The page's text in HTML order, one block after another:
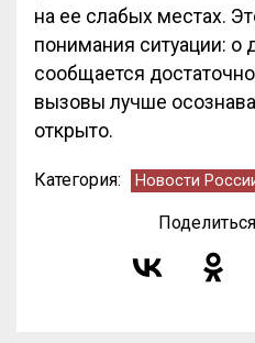
на ее слабых местах.
понимания ситуации: о
сообщается
вызовы лучше
открыто.
Категория: Новости